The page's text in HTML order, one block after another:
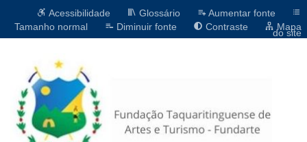
Acessibilidade Glossário
Aumentar fonte
Tamanho normal
Diminuir fonte Contraste Mapa
do site